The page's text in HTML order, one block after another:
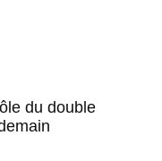
du double